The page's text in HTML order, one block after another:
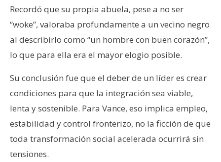
Recordó que su propia abuela, pese a no ser
“woke”, valoraba profundamente a un vecino negro
al describirlo como “un hombre con buen corazón”,
lo que para ella era el mayor elogio posible.
Su conclusión fue que el deber de un líder es crear
condiciones para que la integración sea viable,
lenta y sostenible. Para Vance, eso implica empleo,
estabilidad y control fronterizo, no la ficción de que
toda transformación social acelerada ocurrirá sin
tensiones.